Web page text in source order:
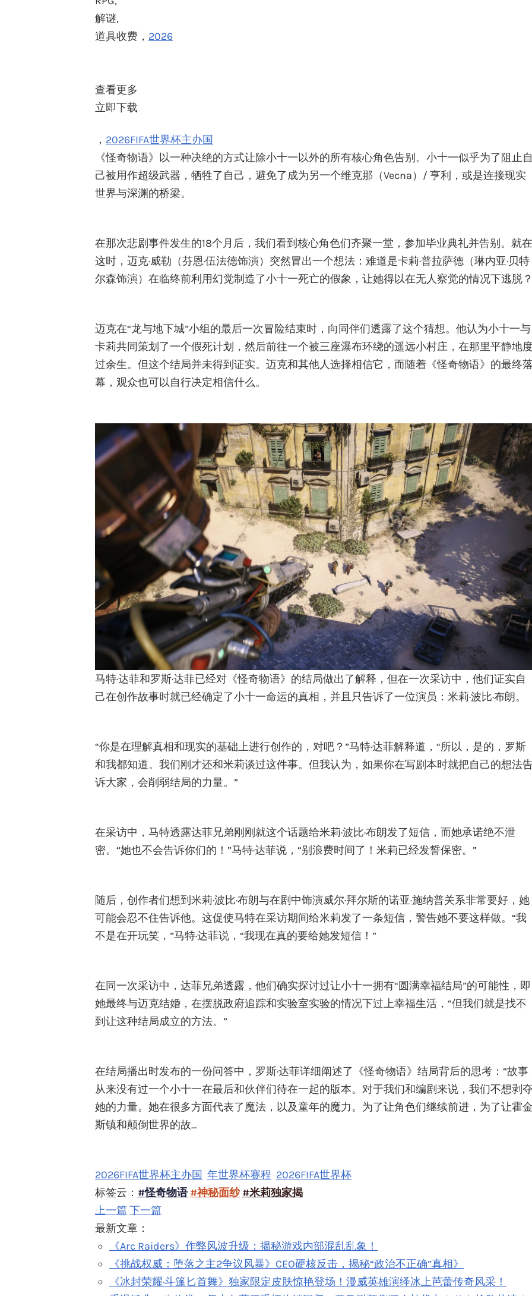
解谜,
道具收费， 2026
查看更多
立即下载
， 2026FIFA世界杯主办国
《怪奇物语》以一种决绝的方式让除小十一以外的所有核心角色告别。小十一似乎为了阻止自
己被用作超级武器，牺牲了自己，避免了成为另一个维克那（Vecna）/ 亨利，或是连接现实
世界与深渊的桥梁。
在那次悲剧事件发生的18个月后，我们看到核心角色们齐聚一堂，参加毕业典礼并告别。就在
这时，迈克·威勒（芬恩·伍法德饰演）突然冒出一个想法：难道是卡莉·普拉萨德（琳内亚·贝特
尔森饰演）在临终前利用幻觉制造了小十一死亡的假象，让她得以在无人察觉的情况下逃脱？
迈克在“龙与地下城”小组的最后一次冒险结束时，向同伴们透露了这个猜想。他认为小十一与
卡莉共同策划了一个假死计划，然后前往一个被三座瀑布环绕的遥远小村庄，在那里平静地度
过余生。但这个结局并未得到证实。迈克和其他人选择相信它，而随着《怪奇物语》的最终落
幕，观众也可以自行决定相信什么。
马特·达菲和罗斯·达菲已经对《怪奇物语》的结局做出了解释，但在一次采访中，他们证实自
己在创作故事时就已经确定了小十一命运的真相，并且只告诉了一位演员：米莉·波比·布朗。
“你是在理解真相和现实的基础上进行创作的，对吧？”马特·达菲解释道，“所以，是的，罗斯
和我都知道。我们刚才还和米莉谈过这件事。但我认为，如果你在写剧本时就把自己的想法
诉大家，会削弱结局的力量。”
在采访中，马特透露达菲兄弟刚刚就这个话题给米莉·波比·布朗发了短信，而她承诺绝不泄
密。“她也不会告诉你们的！”马特·达菲说，“别浪费时间了！米莉已经发誓保密。”
随后，创作者们想到米莉·波比·布朗与在剧中饰演威尔·拜尔斯的诺亚·施纳普关系非常要好，她
可能会忍不住告诉他。这促使马特在采访期间给米莉发了一条短信，警告她不要这样做。“我
不是在开玩笑，”马特·达菲说，“我现在真的要给她发短信！”
在同一次采访中，达菲兄弟透露，他们确实探讨过让小十一拥有“圆满幸福结局”的可能性，即
她最终与迈克结婚，在摆脱政府追踪和实验室实验的情况下过上幸福生活，“但我们就是找不
到让这种结局成立的方法。”
在结局播出时发布的一份问答中，罗斯·达菲详细阐述了《怪奇物语》结局背后的思考：“故事
从来没有过一个小十一在最后和伙伴们待在一起的版本。对于我们和编剧来说，我们不想剥夺
她的力量。她在很多方面代表了魔法，以及童年的魔力。为了让角色们继续前进，为了让霍金
斯镇和颠倒世界的故...
2026FIFA世界杯主办国 年世界杯赛程 2026FIFA世界杯
标签云： #怪奇物语 #神秘面纱 #米莉独家揭
上一篇 下一篇
最新文章：
《Arc Raiders》作弊风波升级：揭秘游戏内部混乱乱象！
《挑战权威：堕落之主2争议风暴》CEO硬核反击，揭秘“政治不正确”真相》
《冰封荣耀·斗篷匕首舞》独家限定皮肤惊艳登场！漫威英雄演绎冰上芭蕾传奇风采！